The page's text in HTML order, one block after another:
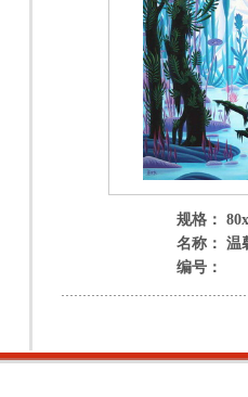
规格：
名称： 温
编号：